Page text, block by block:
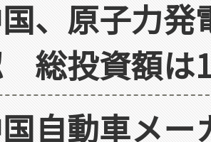
、原子力
総投資額は
自動車メ